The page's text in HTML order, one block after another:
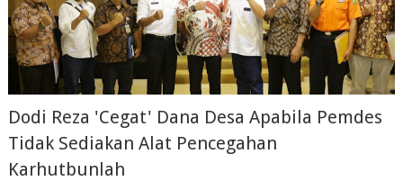
Dodi Reza 'Cegat' Dana Desa Apabila Pemdes
Tidak Sediakan Alat Pencegahan
Karhutbunlah